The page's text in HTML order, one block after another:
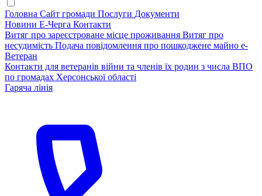
Головна Сайт громади Послуги Документи
Новини Е-Черга Контакти
Витяг про зареєстроване місце проживання Витяг про
несудимість Подача повідомлення про пошкоджене майно е-
Ветеран
Контакти для ветеранів війни та членів їх родин з числа ВПО
по громадах Херсонської області
Гаряча лінія